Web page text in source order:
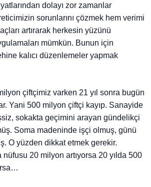
dolayı zor zamanlar
sorunlarını çözmek hem verimi
artırarak herkesin yüzünü
mümkün. Bunun için
kalıcı düzenlemeler yapmak
çiftçimiz varken 21 yıl sonra bugün
Yani 500 milyon çiftçi kayıp. Sanayide
sokakta geçimini arayan gündelikçi
Soma madeninde işçi olmuş, günü
O yüzden dikkat etmek gerekir.
nüfusu 20 milyon artıyorsa 20 yılda 500